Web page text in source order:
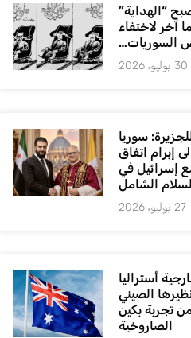
“الهداية”
آخر لاختفاء
السوريات…
30 يوليو، 2026
سوريا
إبرام اتفاق
إسرائيل في
الشامل
27 يوليو، 2026
أستراليا
الصيني
تجربة بكين
الصاروخية